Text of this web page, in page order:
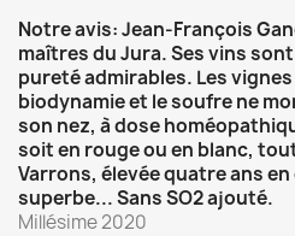
Notre avis: Jean-François
maîtres du Jura. Ses vins
pureté admirables. Les
biodynamie et le soufre ne
son nez, à dose
soit en rouge ou en blanc,
Varrons, élevée quatre ans
superbe... Sans SO2 ajouté.
Millésime 2020